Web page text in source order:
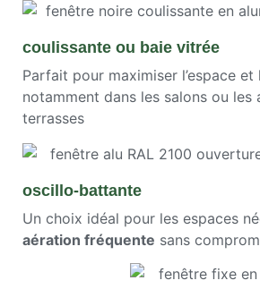
coulissante ou baie vitrée
Parfait pour maximiser l’espace et
notamment dans les salons ou les
terrasses
oscillo-battante
Un choix idéal pour les espaces
aération fréquente sans